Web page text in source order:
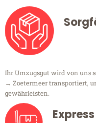
Ihr Umzugsgut wird von uns
→ Zoetermeer transportiert,
gewährleisten.